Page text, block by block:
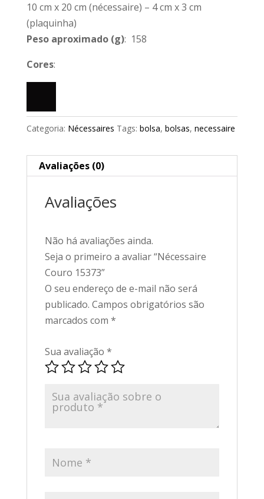
10 cm x 20 cm (nécessaire) – 4 cm x 3 cm
(plaquinha)
Peso aproximado(g): 158
Cores:
Categoria: Nécessaires Tags: bolsa, bolsas, necessaire
Avaliações (0)
Avaliações
Não há avaliações ainda.
Seja o primeiro a avaliar “Nécessaire
Couro 15373”
O seu endereço de e-mail não será
publicado. Campos obrigatórios são
marcados com *
Sua avaliação *